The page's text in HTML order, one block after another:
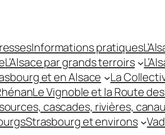
Informations pratiques
L’Alsace par grands terroirs
et en Alsace
La
Le Vignoble et la Route des
cascades, rivières,
Strasbourg et environs